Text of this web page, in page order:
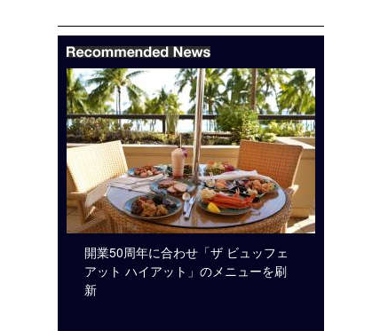
開業50周年に合わせ「ザ ビュッフェ
アット ハイアット」のメニューを刷
新